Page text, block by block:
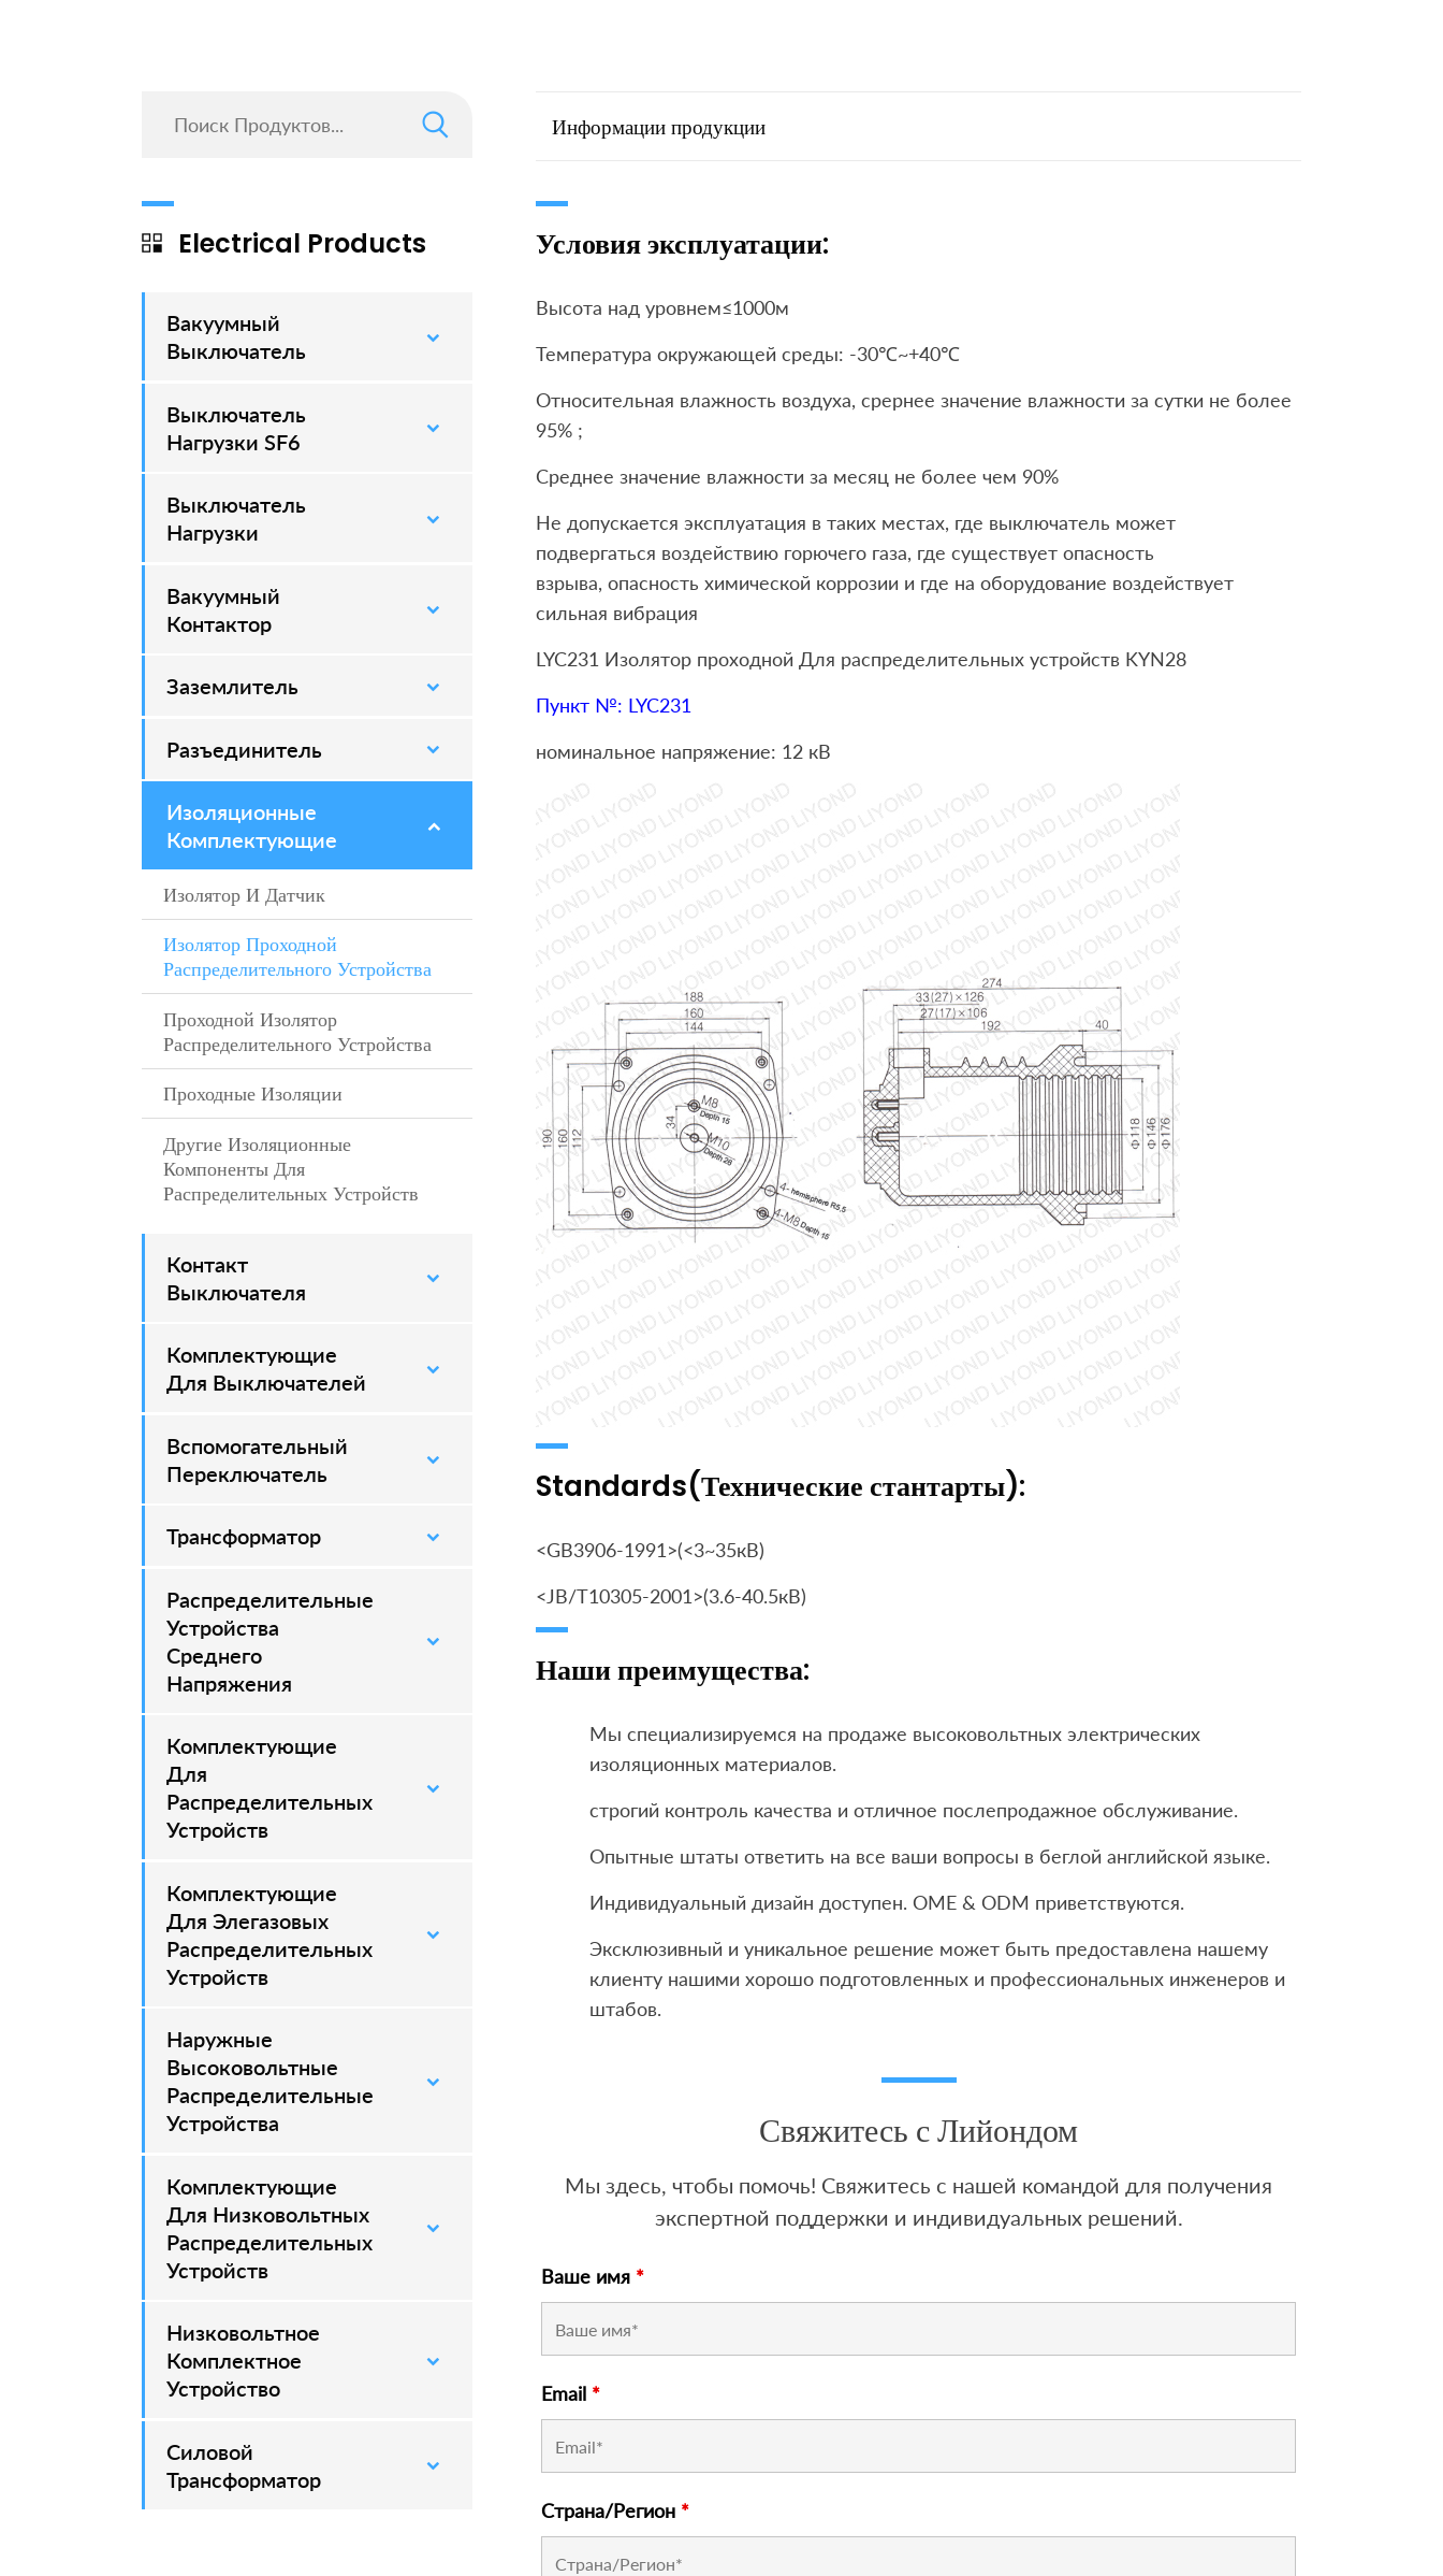
Electrical Products
Вакуумный
Выключатель
–
Выключатель
Нагрузки SF6
–
Выключатель
Нагрузки
–
Вакуумный
Контактор
–
Заземлитель
–
Разъединитель
–
Изоляционные
Комплектующие
–
Изолятор И Датчик
–
Изолятор Проходной
Распределительного Устройства
–
Проходной Изолятор
Распределительного Устройства
–
Проходные Изоляции
–
Другие Изоляционные
Компоненты Для
Распределительных Устройств
–
Контакт
Выключателя
–
Комплектующие
Для Выключателей
–
Вспомогательный
Переключатель
–
Трансформатор
Распределительные
Устройства
Среднего
Напряжения
–
Комплектующие
Для
Распределительных
Устройств
–
Комплектующие
Для Элегазовых
Распределительных
Устройств
–
Наружные
Высоковольтные
Распределительные
Устройства
–
Комплектующие
Для Низковольтных
Распределительных
Устройств
Низковольтное
Комплектное
Устройство
Силовой
Трансформатор
–
Информации продукции
Условия эксплуатации:
Высота над уровнем≤1000м
Температура окружающей среды: -30℃~+40℃
Относительная влажность воздуха, срернее значение влажности за сутки не более
95% ;
Среднее значение влажности за месяц не более чем 90%
Не допускается эксплуатация в таких местах, где выключатель может
подвергаться воздействию горючего газа, где существует опасность
взрыва, опасность химической коррозии и где на оборудование воздействует
сильная вибрация
LYC231 Изолятор проходной Для распределительных устройств KYN28
Пункт №: LYC231
номинальное напряжение: 12 кВ
Standards(Технические стантарты):
<GB3906-1991>(<3~35кВ)
<JB/T10305-2001>(3.6-40.5кВ)
Наши преимущества:
Мы специализируемся на продаже высоковольтных электрических
изоляционных материалов.
строгий контроль качества и отличное послепродажное обслуживание.
Опытные штаты ответить на все ваши вопросы в беглой английской языке.
Индивидуальный дизайн доступен. OME & ODM приветствуются.
Эксклюзивный и уникальное решение может быть предоставлена ​​нашему
клиенту нашими хорошо подготовленных и профессиональных инженеров и
штабов.
Свяжитесь с Лийондом
Мы здесь, чтобы помочь! Свяжитесь с нашей командой для получения
экспертной поддержки и индивидуальных решений.
Ваше имя *
Email *
Страна/Регион *